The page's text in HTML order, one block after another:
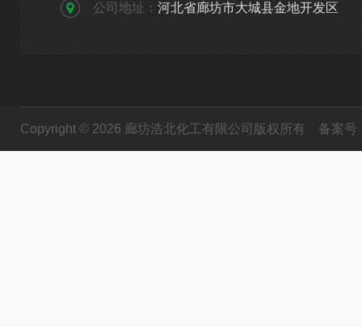
公司地址： 河北省廊坊市大城县金地开发区
Copyright © 2026 廊坊浩北化工有限公司版权所有 备案号